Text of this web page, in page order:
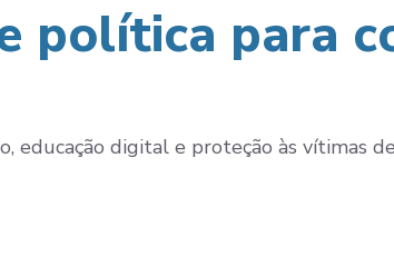
política para
digital e proteção às vítimas